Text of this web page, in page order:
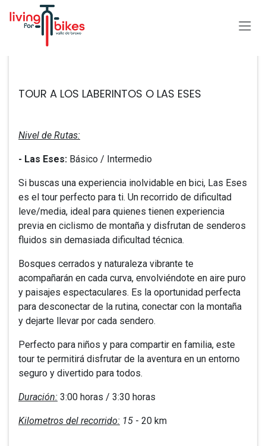
TOUR A LOS LABERINTOS O LAS ESES
Nivel de Rutas:
- ​Las Eses: Básico / Intermedio
Si buscas una experiencia inolvidable en bici, Las Eses
es el tour perfecto para ti. Un recorrido de dificultad
leve/media, ideal para quienes tienen experiencia
previa en ciclismo de montaña y disfrutan de senderos
fluidos sin demasiada dificultad técnica.
Bosques cerrados y naturaleza vibrante te
acompañarán en cada curva, envolviéndote en aire puro
y paisajes espectaculares. Es la oportunidad perfecta
para desconectar de la rutina, conectar con la montaña
y dejarte llevar por cada sendero.
Perfecto para niños y para compartir en familia, este
tour te permitirá disfrutar de la aventura en un entorno
seguro y divertido para todos.
Duración: 3:00 horas / 3:30 horas
Kilometros del recorrido: 15 - 20 km